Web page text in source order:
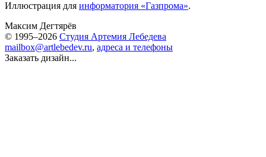
Иллюстрация для информатория «Газпрома».
Максим Дегтярёв
© 1995–2026 Студия Артемия Лебедева
mailbox@artlebedev.ru, адреса и телефоны
Заказать дизайн...